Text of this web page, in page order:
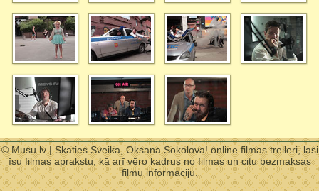
© Musu.lv | Skaties Sveika, Oksana Sokolova! online filmas treileri, lasi
īsu filmas aprakstu, kā arī vēro kadrus no filmas un citu bezmaksas
filmu informāciju.